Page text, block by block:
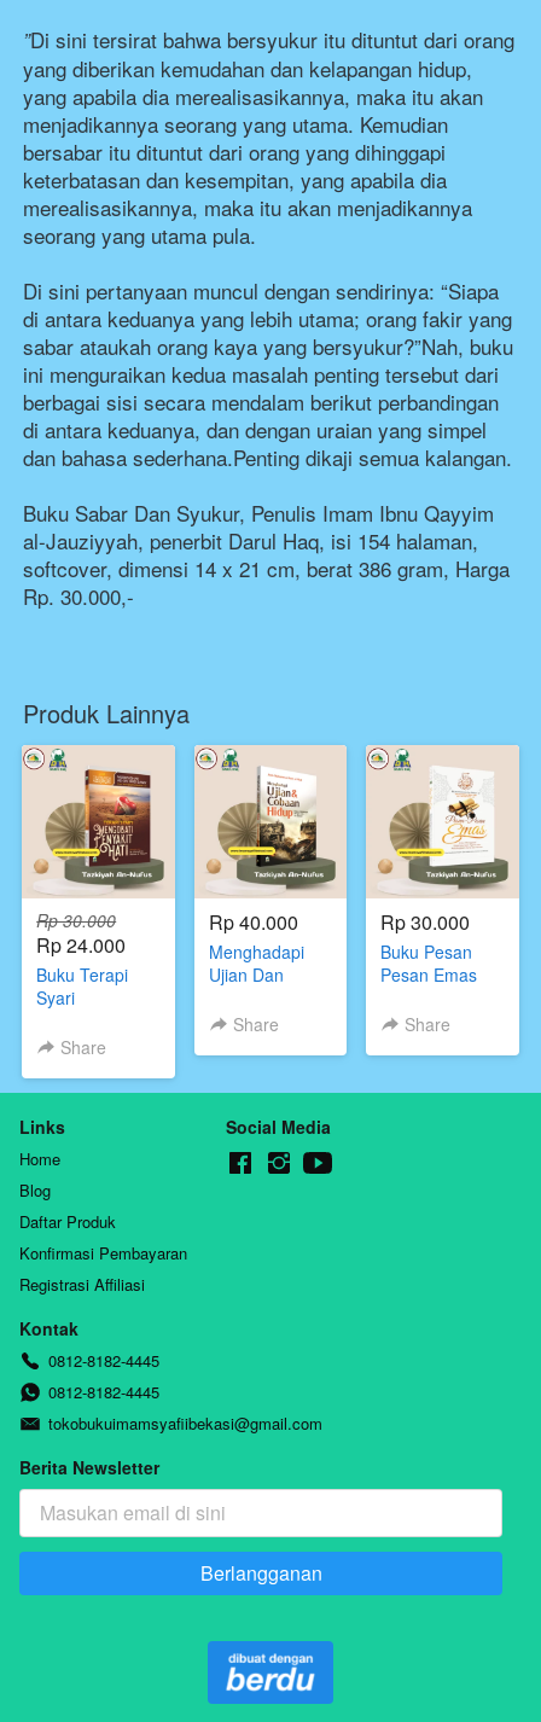
”Di sini tersirat bahwa bersyukur itu dituntut dari orang
yang diberikan kemudahan dan kelapangan hidup,
yang apabila dia merealisasikannya, maka itu akan
menjadikannya seorang yang utama. Kemudian
bersabar itu dituntut dari orang yang dihinggapi
keterbatasan dan kesempitan, yang apabila dia
merealisasikannya, maka itu akan menjadikannya
seorang yang utama pula.
Di sini pertanyaan muncul dengan sendirinya: “Siapa
di antara keduanya yang lebih utama; orang fakir yang
sabar ataukah orang kaya yang bersyukur?”Nah, buku
ini menguraikan kedua masalah penting tersebut dari
berbagai sisi secara mendalam berikut perbandingan
di antara keduanya, dan dengan uraian yang simpel
dan bahasa sederhana.Penting dikaji semua kalangan.
Buku Sabar Dan Syukur, Penulis Imam Ibnu Qayyim
al-Jauziyyah, penerbit Darul Haq, isi 154 halaman,
softcover, dimensi 14 x 21 cm, berat 386 gram, Harga
Rp. 30.000,-
Produk Lainnya
Rp 30.000
Rp 24.000
Buku Terapi
Syari
Penyakit Hati
Share
Rp 40.000
Menghadapi
Ujian Dan
dalam
sunnah
Share
Rp 30.000
Buku Pesan
Pesan Emas
Menggapai
Kebahagian
Share
Links
Home
Blog
Daftar Produk
Konfirmasi Pembayaran
Registrasi Affiliasi
Social Media
Kontak
0812-8182-4445
0812-8182-4445
tokobukuimamsyafiibekasi@gmail.com
Berita Newsletter
`Berlangganan